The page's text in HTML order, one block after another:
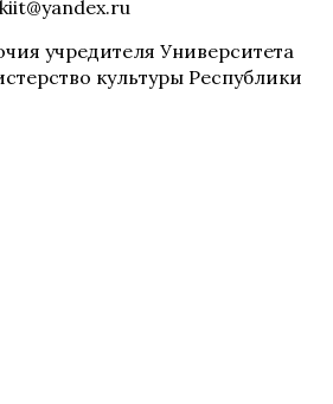
учредителя Университета
культуры Республики